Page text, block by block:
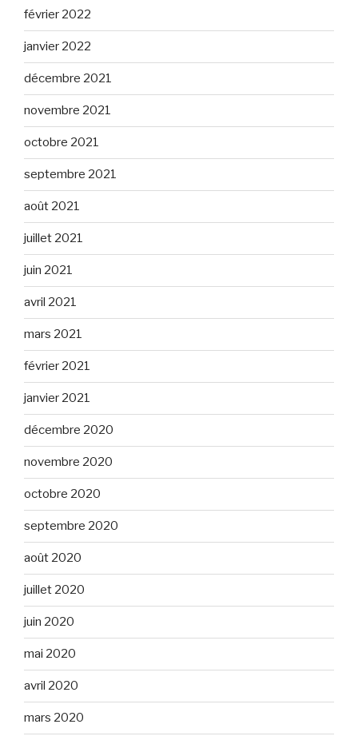
février 2022
janvier 2022
décembre 2021
novembre 2021
octobre 2021
septembre 2021
août 2021
juillet 2021
juin 2021
avril 2021
mars 2021
février 2021
janvier 2021
décembre 2020
novembre 2020
octobre 2020
septembre 2020
août 2020
juillet 2020
juin 2020
mai 2020
avril 2020
mars 2020